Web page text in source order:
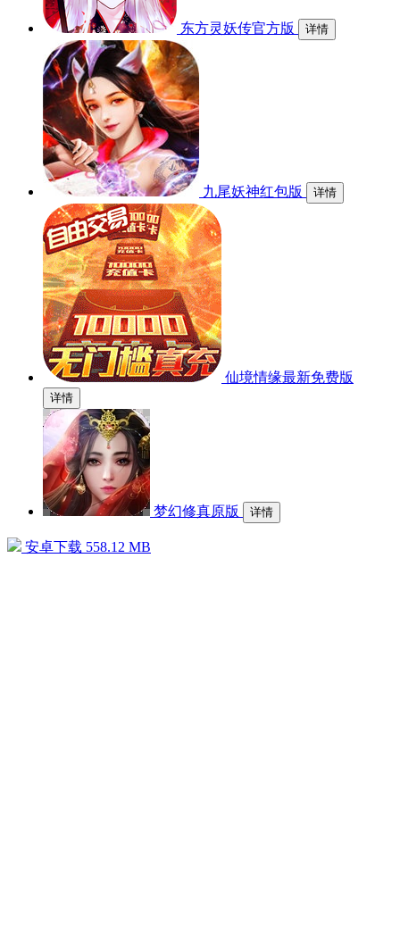
东方灵妖传官方版 详情
九尾妖神红包版 详情
仙境情缘最新免费版
详情
梦幻修真原版 详情
安卓下载 558.12 MB